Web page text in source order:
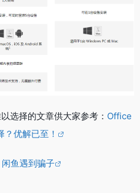
选择的文章供大家参考： Office
优解已至！
闲鱼遇到骗子